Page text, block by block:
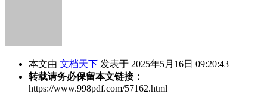
本文由 文档天下 发表于 2025年5月16日 09:20:43
转载请务必保留本文链接：
https://www.998pdf.com/57162.html